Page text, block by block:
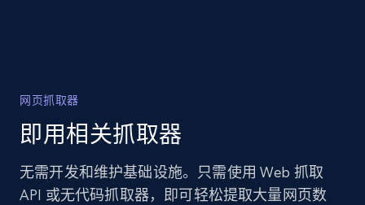
网页抓取器
即用相关抓取器
无需开发和维护基础设施。只需使用 Web 抓取
API 或无代码抓取器，即可轻松提取大量网页数